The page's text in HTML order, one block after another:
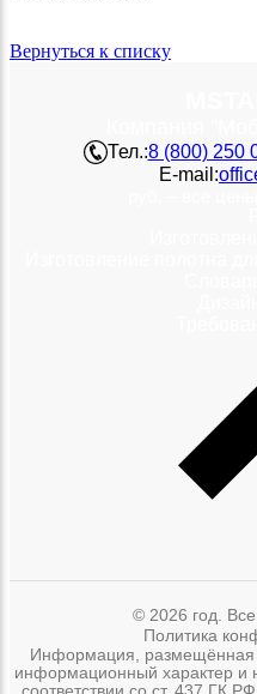
Вернуться к списку
Тел.:8 (800) 250
E-mail:
© 2026 год.
Политика
Информация, размещённая
информационный характер и